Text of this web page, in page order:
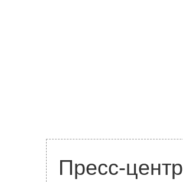
Пресс-центр